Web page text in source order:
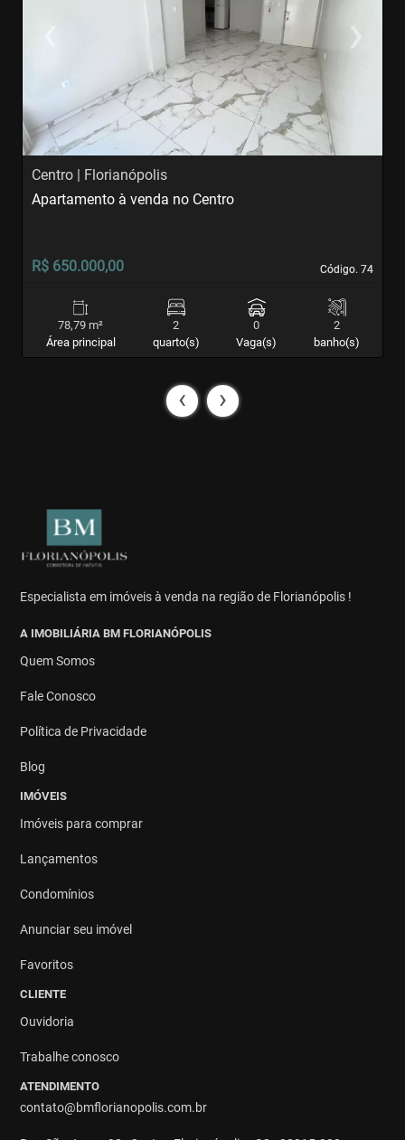
‹ ›
Centro | Florianópolis
Código. 74
Código. 74
Apartamento à venda no Centro
R$ 650.000,00
78,79 m²
Área principal
2
quarto(s)
0
Vaga(s)
2
banho(s)
‹ ›
Especialista em imóveis à venda na região de Florianópolis !
A IMOBILIÁRIA BM FLORIANÓPOLIS
Quem Somos
Fale Conosco
Política de Privacidade
Blog
IMÓVEIS
Imóveis para comprar
Lançamentos
Condomínios
Anunciar seu imóvel
Favoritos
CLIENTE
Ouvidoria
Trabalhe conosco
ATENDIMENTO
contato@bmflorianopolis.com.br